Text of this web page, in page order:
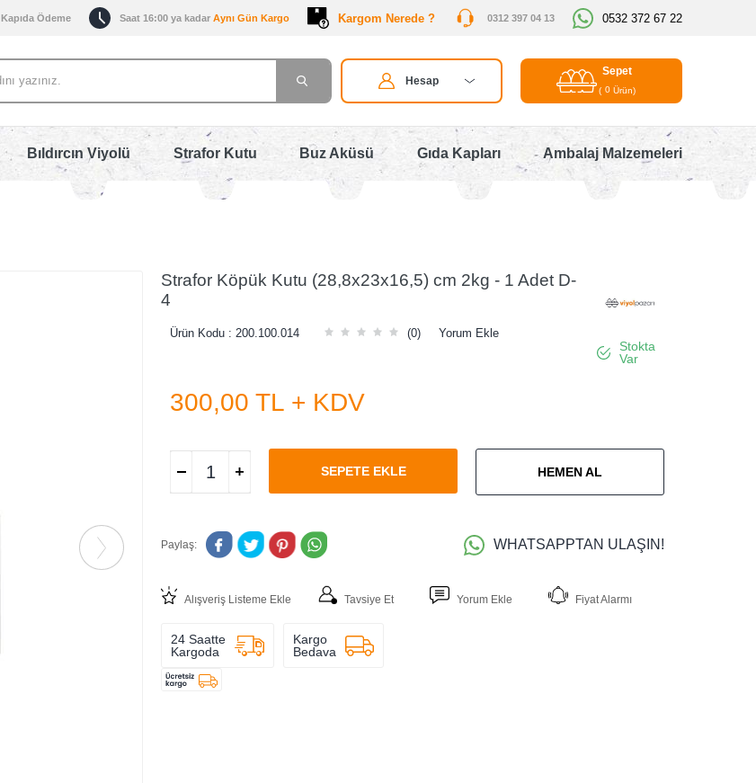
Kapıda Ödeme Saat 16:00 ya kadar Aynı Gün Kargo Kargom Nerede ? 0312 397 04 13 0532 372 67 22
Hesap
Sepet
( 0 Ürün)
Bıldırcın Viyolü Strafor Kutu Buz Aküsü Gıda Kapları Ambalaj Malzemeleri
Strafor Köpük Kutu (28,8x23x16,5) cm 2kg - 1 Adet D-
4
Ürün Kodu : 200.100.014 (0) Yorum Ekle
Stokta
Var
300,00 TL + KDV
SEPETE EKLE HEMEN AL
Paylaş: WHATSAPPTAN ULAŞIN!
Alışveriş Listeme Ekle Tavsiye Et Yorum Ekle Fiyat Alarmı
24 Saatte
Kargoda
Kargo
Bedava